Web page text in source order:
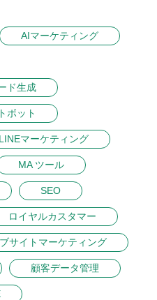
AIマーケティング
ド生成
ボット
LINEマーケティング
MA ツール
SEO
ロイヤルカスタマー
サイトマーケティング
顧客データ管理